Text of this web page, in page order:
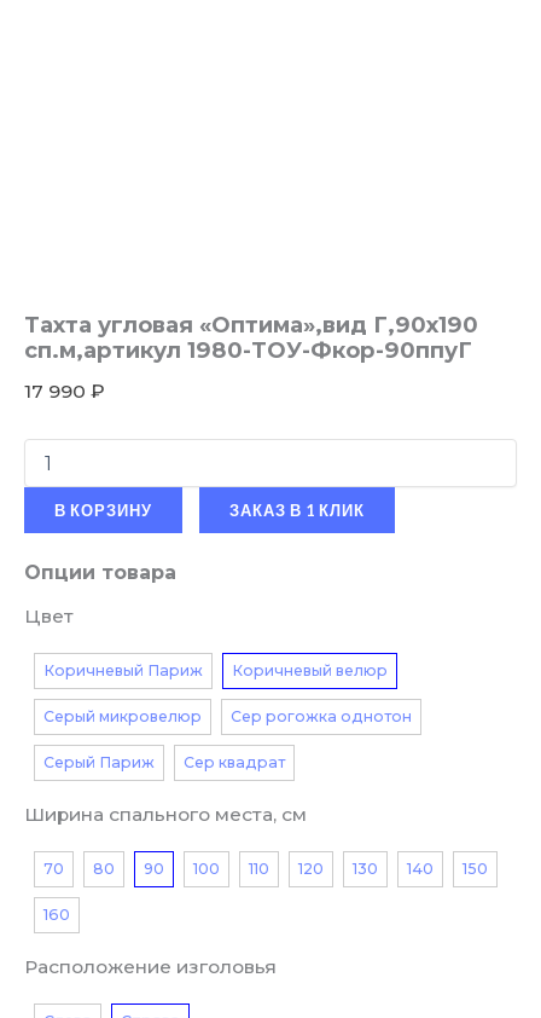
Тахта угловая «Оптима»,вид Г,90х190
сп.м,артикул 1980-ТОУ-Фкор-90ппуГ
17 990 ₽
В КОРЗИНУ ЗАКАЗ В 1 КЛИК
Опции товара
Цвет
Коричневый Париж Коричневый велюр
Серый микровелюр Сер рогожка однотон
Серый Париж Сер квадрат
Ширина спального места, см
70 80 90 100 110 120 130 140 150
160
Расположение изголовья